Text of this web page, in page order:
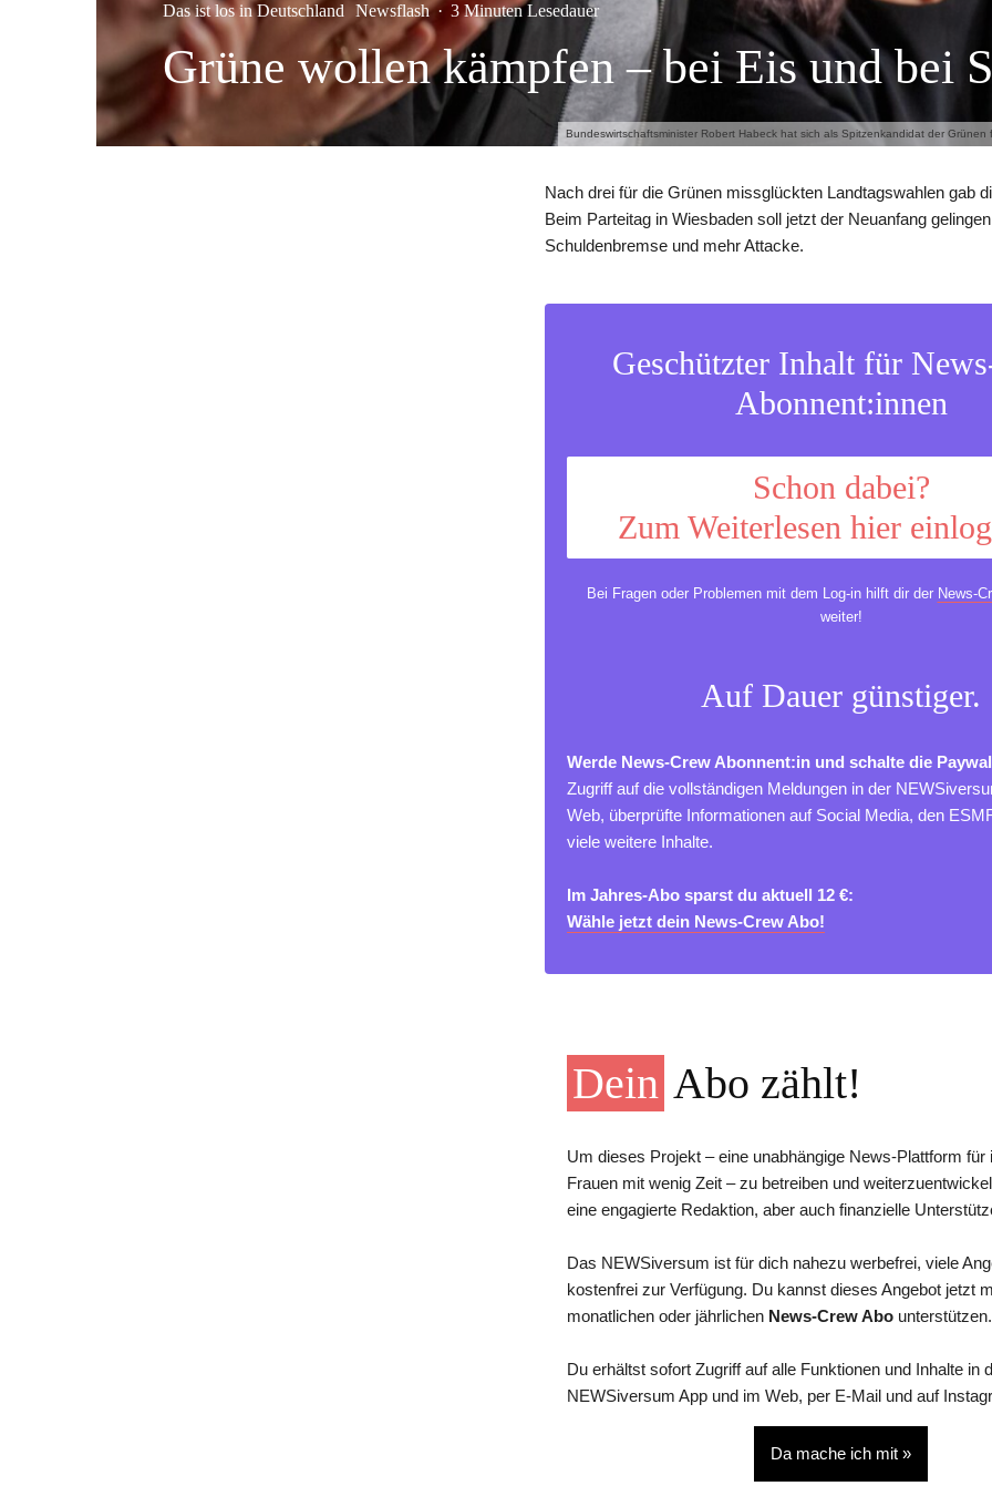
Bundeswirtschaftsminister Robert Habeck hat sich als Spitzenkandidat der
Das ist los in Deutschland Newsflash · 3 Minuten Lesedauer
Grüne wollen kämpfen – bei Eis und bei
Nach drei für die Grünen missglückten Landtagswahlen gab
Beim Parteitag in Wiesbaden soll jetzt der Neuanfang
Schuldenbremse und mehr Attacke.
Geschützter Inhalt für
Abonnent:innen
Schon dabei?
Zum Weiterlesen hier
Bei Fragen oder Problemen mit dem Log-in hilft dir der News-
weiter!
Auf Dauer günstiger.
Werde News-Crew Abonnent:in und schalte die
Zugriff auf die vollständigen Meldungen in der
Web, überprüfte Informationen auf Social Media, den
viele weitere Inhalte.
Im Jahres-Abo sparst du aktuell 12 €:
Wähle jetzt dein News-Crew Abo!
Dein Abo zählt!
Um dieses Projekt – eine unabhängige News-Plattform für
Frauen mit wenig Zeit – zu betreiben und
eine engagierte Redaktion, aber auch finanzielle
Das NEWSiversum ist für dich nahezu werbefrei, viele
kostenfrei zur Verfügung. Du kannst dieses Angebot jetzt
monatlichen oder jährlichen News-Crew Abo unterstützen.
Du erhältst sofort Zugriff auf alle Funktionen und Inhalte in
NEWSiversum App und im Web, per E-Mail und auf
Da mache ich mit »